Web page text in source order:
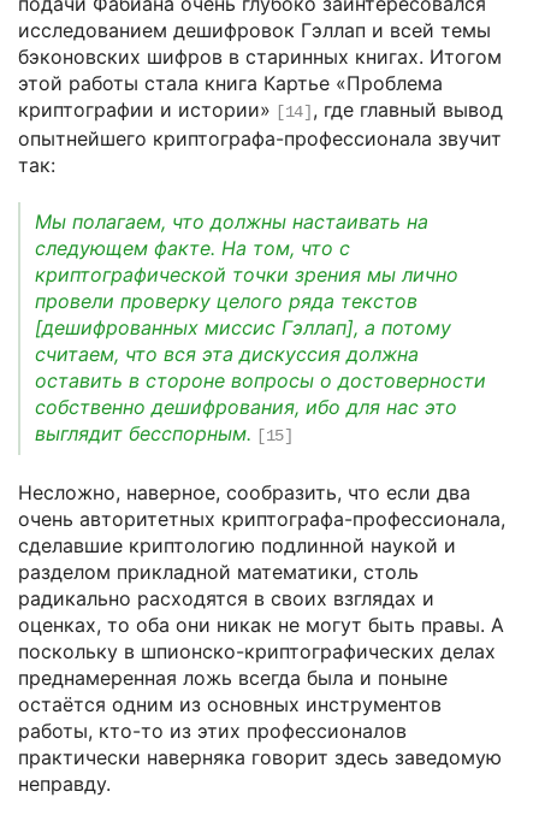
исследованием дешифровок Гэллап и всей темы
бэконовских шифров в старинных книгах. Итогом
этой работы стала книга Картье «Проблема
криптографии и истории» [14] , где главный вывод
опытнейшего криптографа-профессионала звучит
так:
Мы полагаем, что должны настаивать на
следующем факте. На том, что с
криптографической точки зрения мы лично
провели проверку целого ряда текстов
[дешифрованных миссис Гэллап], а потому
считаем, что вся эта дискуссия должна
оставить в стороне вопросы о достоверности
собственно дешифрования, ибо для нас это
выглядит бесспорным. [15]
Несложно, наверное, сообразить, что если два
очень авторитетных криптографа-профессионала,
сделавшие криптологию подлинной наукой и
разделом прикладной математики, столь
радикально расходятся в своих взглядах и
оценках, то оба они никак не могут быть правы. А
поскольку в шпионско-криптографических делах
преднамеренная ложь всегда была и поныне
остаётся одним из основных инструментов
работы, кто-то из этих профессионалов
практически наверняка говорит здесь заведомую
неправду.